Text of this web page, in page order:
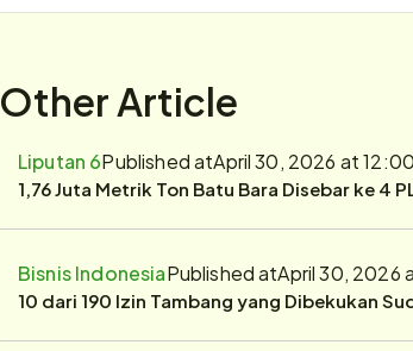
Other Article
Liputan 6Published atApril 30, 2026 at
1,76 Juta Metrik Ton Batu Bara Disebar ke 4
Bisnis IndonesiaPublished atApril 30, 2026
10 dari 190 Izin Tambang yang Dibekukan